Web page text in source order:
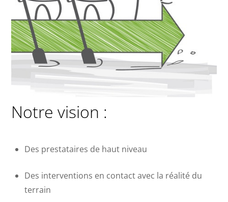
Notre vision :
Des prestataires de haut niveau
Des interventions en contact avec la réalité du
terrain